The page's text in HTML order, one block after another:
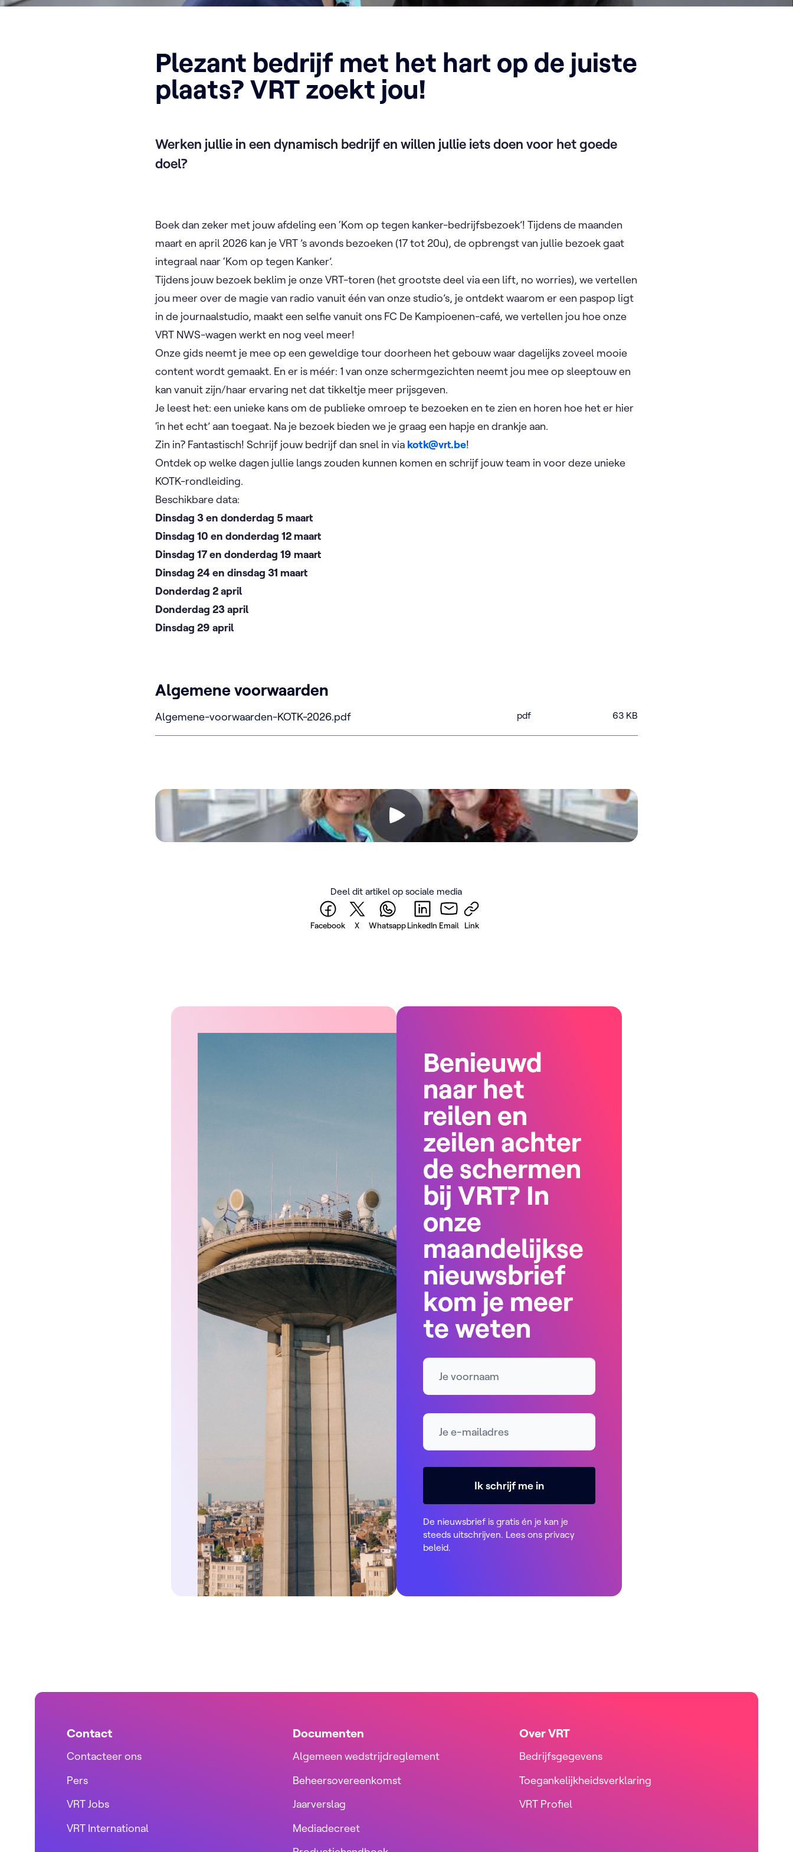
Plezant bedrijf met het hart op de juiste
plaats? VRT zoekt jou!
Werken jullie in een dynamisch bedrijf en willen jullie iets doen voor het goede
doel?
Boek dan zeker met jouw afdeling een ‘Kom op tegen kanker-bedrijfsbezoek’! Tijdens de maanden
maart en april 2026 kan je VRT ’s avonds bezoeken (17 tot 20u), de opbrengst van jullie bezoek gaat
integraal naar ‘Kom op tegen Kanker’.
Tijdens jouw bezoek beklim je onze VRT-toren (het grootste deel via een lift, no worries), we vertellen
jou meer over de magie van radio vanuit één van onze studio’s, je ontdekt waarom er een paspop ligt
in de journaalstudio, maakt een selfie vanuit ons FC De Kampioenen-café, we vertellen jou hoe onze
VRT NWS-wagen werkt en nog veel meer!
Onze gids neemt je mee op een geweldige tour doorheen het gebouw waar dagelijks zoveel mooie
content wordt gemaakt. En er is méér: 1 van onze schermgezichten neemt jou mee op sleeptouw en
kan vanuit zijn/haar ervaring net dat tikkeltje meer prijsgeven.
Je leest het: een unieke kans om de publieke omroep te bezoeken en te zien en horen hoe het er hier
‘in het echt’ aan toegaat. Na je bezoek bieden we je graag een hapje en drankje aan.
Zin in? Fantastisch! Schrijf jouw bedrijf dan snel in via kotk@vrt.be!
Ontdek op welke dagen jullie langs zouden kunnen komen en schrijf jouw team in voor deze unieke
KOTK-rondleiding.
Beschikbare data:
Dinsdag 3 en donderdag 5 maart
Dinsdag 10 en donderdag 12 maart
Dinsdag 17 en donderdag 19 maart
Dinsdag 24 en dinsdag 31 maart
Donderdag 2 april
Donderdag 23 april
Dinsdag 29 april
Algemene voorwaarden
Algemene-voorwaarden-KOTK-2026.pdf pdf 63KB
Video
Deel dit artikel op sociale media
Facebook X WhatsappLinkedIn Email Link
Benieuwd
naar het
reilen en
zeilen achter
de schermen
bij VRT? In
onze
maandelijkse
nieuwsbrief
kom je meer
te weten
Naam
E-mailadres *
Ik schrijf me in
De nieuwsbrief is gratis én je kan je
steeds uitschrijven. Lees ons privacy
beleid.
Contact
Contacteer ons
Pers
VRT Jobs
VRT International
Documenten
Algemeen wedstrijdreglement
Beheersovereenkomst
Jaarverslag
Mediadecreet
Over VRT
Bedrijfsgegevens
Toegankelijkheidsverklaring
VRT Profiel